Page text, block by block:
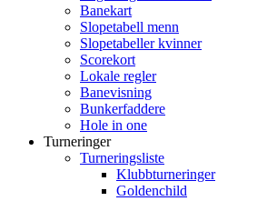
Banekart
Slopetabell menn
Slopetabeller kvinner
Scorekort
Lokale regler
Banevisning
Bunkerfaddere
Hole in one
Turneringer
Turneringsliste
Klubbturneringer
Goldenchild